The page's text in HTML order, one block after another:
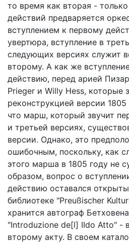
то время как вторая -
действий предваряется
вступлением к первому
увертюра, вступление в
следующих версиях служит
второму. А как же
действию, перед арией
Prieger и Willy Hess, которые
реконструкцией версии 1805
что марш, который звучит
и третьей версиях,
версии. Однако, это
ошибочным, поскольку, как
этого марша в 1805 году не
образом, вопрос о
действию оставался
библиотеке "Preußischer
хранится автограф
"Introduzione de[l] IIdo Atto" -
второму акту. В своем